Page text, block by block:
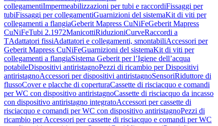
collegamentiImpermeabilizzazioni per tubi e raccordiFissaggi per
tubiFissaggi per collegamentiGuarnizioni del sistemaKit di viti per
collegamenti a flangiaGeberit Mapress CuNiFeGeberit Mapress
CuNiFeTubi 2.1972ManicottiRiduzioniCurveRaccordi a
TAdattatori fissiAdattatori e collegamenti, smontabiliAccessori per
Geberit Mapress CuNiFeGuarnizioni del sistemaKit di viti per
collegamenti a flangiaSistema Geberit per l’Igiene dell’acqua
potabileDispositivi antiristagnoPezzi di ricambio per Dispositivi
antiristagnoAccessori per dispositivi antiristagnoSensoriRiduttore di
flussoCover e placche di coperturaCassette di risciacquo e comandi
per WC con dispositivo antiristagnoCassette di risciacquo da incasso
con dispositivo antiristagno integratoAccessori per cassette di
risciacquo e comandi per WC con dispositivo antiristagnoPezzi di
ricambio per Accessori per cassette di risciacquo e comandi per WC